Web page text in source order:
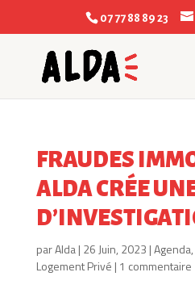
07 77 88 89 23
FRAUDES
ALDA CRÉE
parAlda| 26 Juin, 2023 |Agenda,
Logement Privé | 1 commentaire